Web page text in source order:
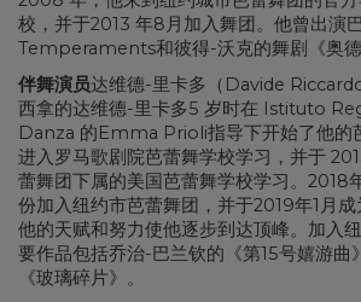
校，并于2013 年8月加入舞团。他曾出演
Temperaments和彼得-沃克的舞剧《奥德
伴舞演员达维德-里卡多（Davide
西拿的达维德-里卡多5 岁时在 Istituto
Danza 的Emma Prioli指导下开始了他的
进入罗马歌剧院芭蕾舞学校学习，并于
蕾舞团下属的美国芭蕾舞学校学习。2018
份加入纽约市芭蕾舞团，并于2019年1月成
他的天赋和努力使他逐步到达顶峰。加入
要作品包括乔治-巴兰钦的《第15号嬉游曲
《玻璃碎片》。